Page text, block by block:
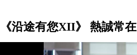
《沿途有您XII》 熱誠常在